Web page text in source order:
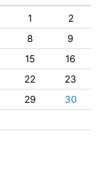
1
2
8
9
15
16
22
23
29
30